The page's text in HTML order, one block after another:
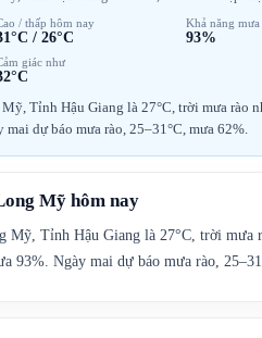
/ thấp hôm nay
/ 26°C
Khả năng mưa
93%
giác như
Tỉnh Hậu Giang là 27°C, trời mưa rào
dự báo mưa rào, 25–31°C, mưa 62%.
Mỹ hôm nay
Tỉnh Hậu Giang là 27°C, trời mưa
93%. Ngày mai dự báo mưa rào,